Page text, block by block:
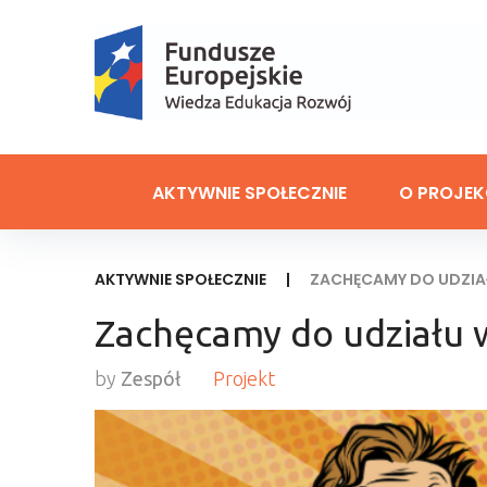
AKTYWNIE SPOŁECZNIE O
AKTYWNIE SPOŁECZNIE | ZACHĘCAMY DO
Zachęcamy do udziału
by Zespół Projekt